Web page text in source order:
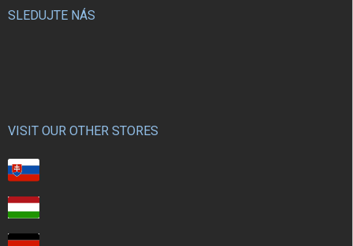
SLEDUJTE NÁS
VISIT OUR OTHER STORES